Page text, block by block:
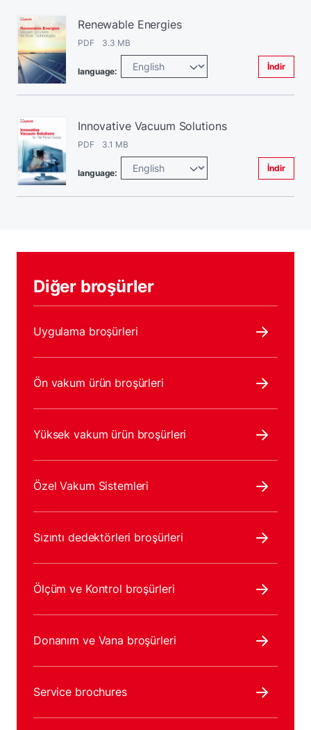
Renewable Energies
PDF 3.3 MB
language: İndir
Innovative Vacuum Solutions
PDF 3.1 MB
language: İndir
Diğer broşürler
Uygulama broşürleri
Ön vakum ürün broşürleri
Yüksek vakum ürün broşürleri
Özel Vakum Sistemleri
Sızıntı dedektörleri broşürleri
Ölçüm ve Kontrol broşürleri
Donanım ve Vana broşürleri
Service brochures